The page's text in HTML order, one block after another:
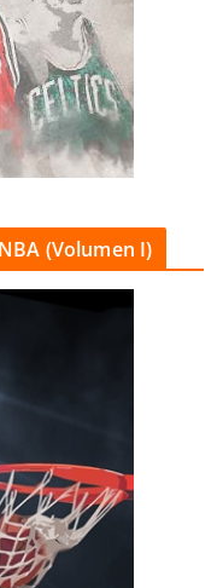
(Volumen I)